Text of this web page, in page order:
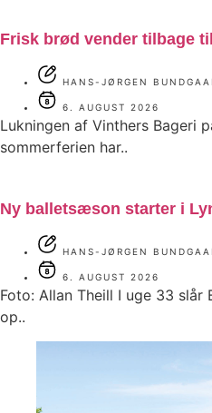
Frisk brød vender tilbage
HANS-JØRGEN
6. AUGUST 2026
Lukningen af Vinthers Bageri
sommerferien har..
Ny balletsæson starter i
HANS-JØRGEN
6. AUGUST 2026
Foto: Allan Theill I uge 33 slår
op..